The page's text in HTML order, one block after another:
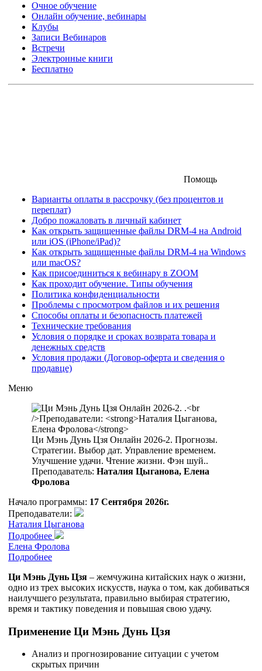
Очное обучение
Онлайн обучение, вебинары
Клубы
Записи Вебинаров
Встречи
Электронные книги
Бесплатно
Помощь
Варианты оплаты в рассрочку (без процентов и
переплат)
Добро пожаловать в личный кабинет
Как открыть защищенные файлы DRM-4 на Android
или iOS (iPhone/iPad)?
Как открыть защищенные файлы DRM-4 на Windows
или macOS?
Как присоединиться к вебинару в ZOOM
Как проходит обучение. Типы обучения
Политика конфиденциальности
Проблемы с просмотром файлов и их решения
Способы оплаты и безопасность платежей
Технические требования
Условия о порядке и сроках возврата товара и
денежных средств
Условия продажи (Договор-оферта и сведения о
продавце)
Меню
Ци Мэнь Дунь Цзя Онлайн 2026-2. Прогнозы.
Стратегии. Выбор дат. Управление временем.
Улучшение удачи. Чтение жизни. Фэн шуй..
Преподаватель: Наталия Цыганова, Елена
Фролова
Начало программы: 17 Сентября 2026г.
Преподаватели:
Наталия Цыганова
Подробнее
Елена Фролова
Подробнее
Ци Мэнь Дунь Цзя – жемчужина китайских наук о жизни,
одно из трех высоких искусств, наука о том, как добиваться
наилучшего результата, правильно выбирая стратегию,
время и тактику поведения и повышая свою удачу.
Применение Ци Мэнь Дунь Цзя
Анализ и прогнозирование ситуации с учетом
скрытых причин